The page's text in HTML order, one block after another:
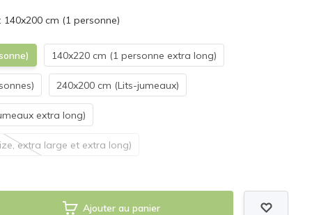
140x200 cm (1 personne)
140x220 cm (1 personne extra long)
240x200 cm (Lits-jumeaux)
extra long)
extra large et extra long)
Ajouter au panier